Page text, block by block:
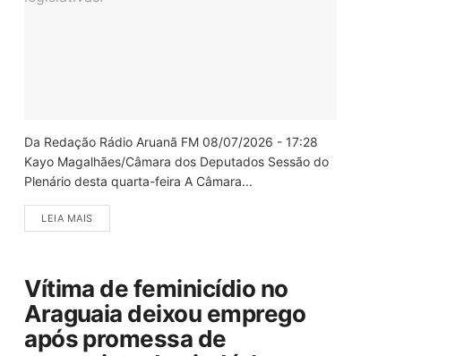
Da Redação Rádio Aruanã FM 08/07/2026 - 17:28
Kayo Magalhães/Câmara dos Deputados Sessão do
Plenário desta quarta-feira A Câmara...
LEIA MAIS
Vítima de feminicídio no
Araguaia deixou emprego
após promessa de